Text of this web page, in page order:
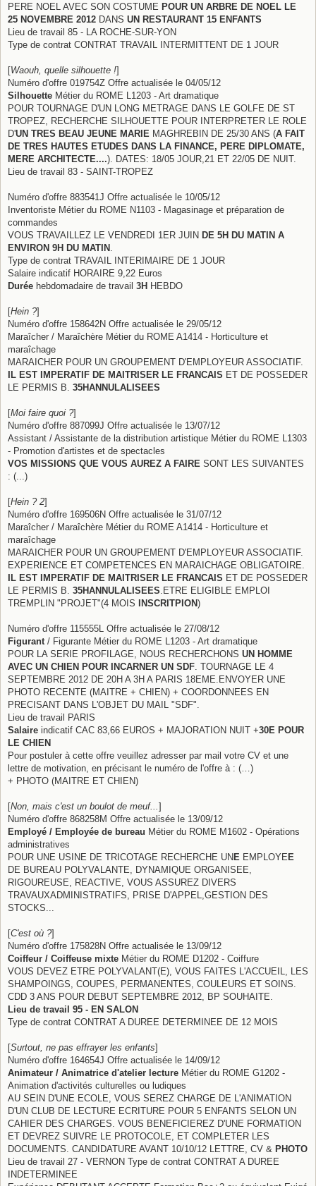
PERE NOEL AVEC SON COSTUME POUR UN ARBRE DE NOEL LE
25 NOVEMBRE 2012 DANS UN RESTAURANT 15 ENFANTS
Lieu de travail 85 - LA ROCHE-SUR-YON
Type de contrat CONTRAT TRAVAIL INTERMITTENT DE 1 JOUR
[Waouh, quelle silhouette !]
Numéro d'offre 019754Z Offre actualisée le 04/05/12
Silhouette Métier du ROME L1203 - Art dramatique
POUR TOURNAGE D'UN LONG METRAGE DANS LE GOLFE DE ST
TROPEZ, RECHERCHE SILHOUETTE POUR INTERPRETER LE ROLE
D'UN TRES BEAU JEUNE MARIE MAGHREBIN DE 25/30 ANS (A FAIT
DE TRES HAUTES ETUDES DANS LA FINANCE, PERE DIPLOMATE,
MERE ARCHITECTE....). DATES: 18/05 JOUR,21 ET 22/05 DE NUIT.
Lieu de travail 83 - SAINT-TROPEZ
Numéro d'offre 883541J Offre actualisée le 10/05/12
Inventoriste Métier du ROME N1103 - Magasinage et préparation de
commandes
VOUS TRAVAILLEZ LE VENDREDI 1ER JUIN DE 5H DU MATIN A
ENVIRON 9H DU MATIN
Type de contrat TRAVAIL INTERIMAIRE DE 1 JOUR
Salaire indicatif HORAIRE 9,22 Euros
Durée hebdomadaire de travail 3H HEBDO
[Hein ?]
Numéro d'offre 158642N Offre actualisée le 29/05/12
Maraîcher / Maraîchère Métier du ROME A1414 - Horticulture et
maraîchage
MARAICHER POUR UN GROUPEMENT D'EMPLOYEUR ASSOCIATIF.
IL EST IMPERATIF DE MAITRISER LE FRANCAIS ET DE POSSEDER
LE PERMIS B. 35HANNULALISEES
[Moi faire quoi ?]
Numéro d'offre 887099J Offre actualisée le 13/07/12
Assistant / Assistante de la distribution artistique Métier du ROME L1303
- Promotion d'artistes et de spectacles
VOS MISSIONS QUE VOUS AUREZ A FAIRE SONT LES SUIVANTES
: (...)
[Hein ? 2]
Numéro d'offre 169506N Offre actualisée le 31/07/12
Maraîcher / Maraîchère Métier du ROME A1414 - Horticulture et
maraîchage
MARAICHER POUR UN GROUPEMENT D'EMPLOYEUR ASSOCIATIF.
EXPERIENCE ET COMPETENCES EN MARAICHAGE OBLIGATOIRE.
IL EST IMPERATIF DE MAITRISER LE FRANCAIS ET DE POSSEDER
LE PERMIS B. 35HANNULALISEES .ETRE ELIGIBLE EMPLOI
TREMPLIN "PROJET"(4 MOIS INSCRITPION)
Numéro d'offre 115555L Offre actualisée le 27/08/12
Figurant / Figurante Métier du ROME L1203 - Art dramatique
POUR LA SERIE PROFILAGE, NOUS RECHERCHONS UN HOMME
AVEC UN CHIEN POUR INCARNER UN SDF . TOURNAGE LE 4
SEPTEMBRE 2012 DE 20H A 3H A PARIS 18EME.ENVOYER UNE
PHOTO RECENTE (MAITRE + CHIEN) + COORDONNEES EN
PRECISANT DANS L'OBJET DU MAIL "SDF".
Lieu de travail PARIS
Salaire indicatif CAC 83,66 EUROS + MAJORATION NUIT +30E POUR
LE CHIEN
Pour postuler à cette offre veuillez adresser par mail votre CV et une
lettre de motivation, en précisant le numéro de l'offre à : (…)
+ PHOTO (MAITRE ET CHIEN)
[Non, mais c'est un boulot de meuf... ]
Numéro d'offre 868258M Offre actualisée le 13/09/12
Employé / Employée de bureau Métier du ROME M1602 - Opérations
administratives
POUR UNE USINE DE TRICOTAGE RECHERCHE UNE EMPLOYEE
DE BUREAU POLYVALANTE, DYNAMIQUE ORGANISEE,
RIGOUREUSE, REACTIVE, VOUS ASSUREZ DIVERS
TRAVAUXADMINISTRATIFS, PRISE D'APPEL,GESTION DES
STOCKS...
[C'est où ?]
Numéro d'offre 175828N Offre actualisée le 13/09/12
Coiffeur / Coiffeuse mixte Métier du ROME D1202 - Coiffure
VOUS DEVEZ ETRE POLYVALANT(E), VOUS FAITES L'ACCUEIL, LES
SHAMPOINGS, COUPES, PERMANENTES, COULEURS ET SOINS.
CDD 3 ANS POUR DEBUT SEPTEMBRE 2012, BP SOUHAITE.
Lieu de travail 95 - EN SALON
Type de contrat CONTRAT A DUREE DETERMINEE DE 12 MOIS
[Surtout, ne pas effrayer les enfants]
Numéro d'offre 164654J Offre actualisée le 14/09/12
Animateur / Animatrice d'atelier lecture Métier du ROME G1202 -
Animation d'activités culturelles ou ludiques
AU SEIN D'UNE ECOLE, VOUS SEREZ CHARGE DE L'ANIMATION
D'UN CLUB DE LECTURE ECRITURE POUR 5 ENFANTS SELON UN
CAHIER DES CHARGES. VOUS BENEFICIEREZ D'UNE FORMATION
ET DEVREZ SUIVRE LE PROTOCOLE, ET COMPLETER LES
DOCUMENTS. CANDIDATURE AVANT 10/10/12 LETTRE, CV & PHOTO
Lieu de travail 27 - VERNON Type de contrat CONTRAT A DUREE
INDETERMINEE